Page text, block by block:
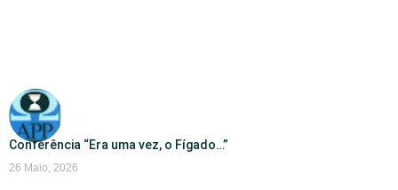
Conferência “Era uma vez, o Fígado…”
26 Maio, 2026